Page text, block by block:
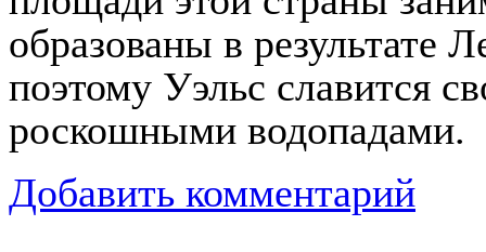
образованы в результате
поэтому Уэльс славится
роскошными водопадами.
Добавить комментарий